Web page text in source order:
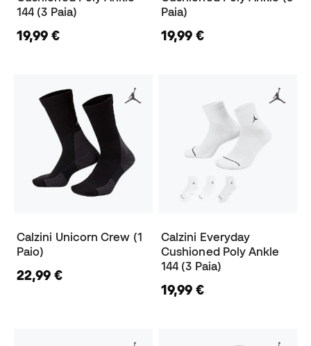
144 (3 Paia)
19,99 €
Paia)
19,99 €
Calzini Unicorn Crew (1
Paio)
22,99 €
Calzini Everyday
Cushioned Poly Ankle
144 (3 Paia)
19,99 €